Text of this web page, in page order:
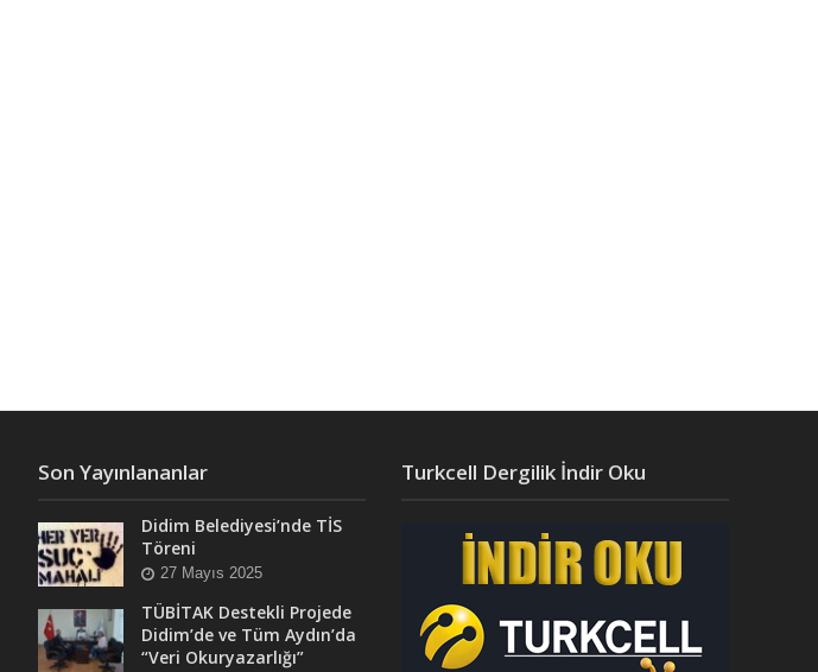
Son Yayınlananlar
Didim Belediyesi’nde TİS
Töreni
27 Mayıs 2025
TÜBİTAK Destekli Projede
Didim’de ve Tüm Aydın’da
“Veri Okuryazarlığı”
Turkcell Dergilik İndir Oku